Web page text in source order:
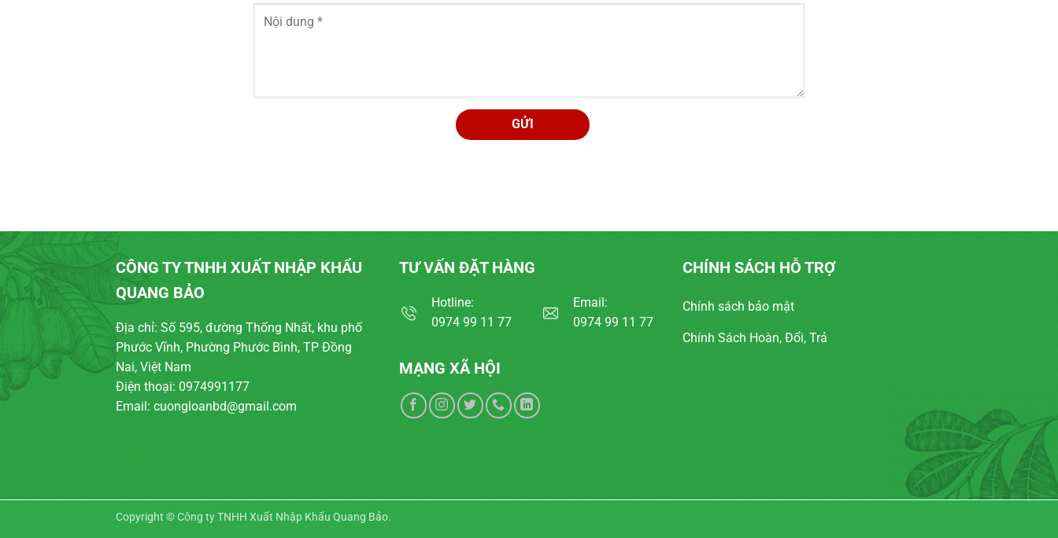
CÔNG TY TNHH XUẤT NHẬP KHẨU
QUANG BẢO
Địa chỉ: Số 595, đường Thống Nhất, khu phố
Phước Vĩnh, Phường Phước Bình, TP Đồng
Nai, Việt Nam
Điện thoại: 0974991177
Email: cuongloanbd@gmail.com
TƯ VẤN ĐẶT HÀNG
Hotline:
0974 99 11 77
Email:
0974 99 11 77
MẠNG XÃ HỘI
CHÍNH SÁCH HỖ TRỢ
Chính sách bảo mật
Chính Sách Hoàn, Đổi, Trả
Copyright ©Công ty TNHH Xuất Nhập Khẩu Quang Bảo.